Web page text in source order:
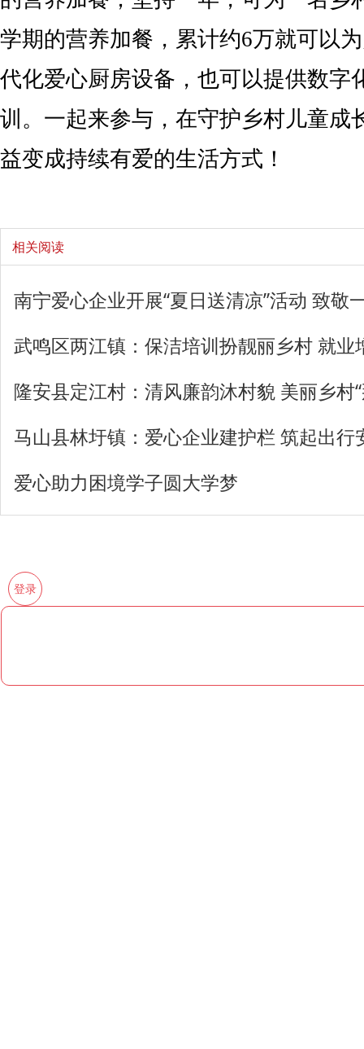
学期的营养加餐，累计约6万就可以
代化爱心厨房设备，也可以提供数字
训。一起来参与，在守护乡村儿童成
益变成持续有爱的生活方式！
相关阅读
南宁爱心企业开展“夏日送清凉”活动 致敬
武鸣区两江镇：保洁培训扮靓丽乡村 就业
隆安县定江村：清风廉韵沐村貌 美丽乡村
马山县林圩镇：爱心企业建护栏 筑起出行
爱心助力困境学子圆大学梦
登录